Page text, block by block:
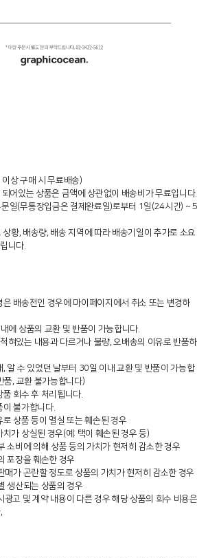
상 구매 시 무료배송)
는 상품은 금액에 상관없이 배송비가 무료입니다.
문일(무통장입금은 결제완료일)로부터 1일(24시간) ~ 5
송량, 배송 지역에 따라 배송기일이 추가로 소요
니다.
은 배송전인 경우에 마이페이지에서 취소 또는 변경하
에 상품의 교환 및 반품이 가능합니다.
혀있는 내용과 다르거나 불량, 오배송의 이유로 반품하
알 수 있었던 날부터 30일 이내 교환 및 반품이 가능합
품, 교환 불가능합니다)
품 회수 후 처리됩니다.
이 불가합니다.
상품 등이 멸실 또는 훼손된 경우
가 상실된 경우(예: 택이 훼손된 경우 등)
소비에 의해 상품 등의 가치가 현저히 감소한 경우
포장을 훼손한 경우
매가 곤란할 정도로 상품의 가치가 현저히 감소한 경우
생산되는 상품의 경우
광고 및 계약 내용이 다른 경우 해당 상품의 회수 비용은